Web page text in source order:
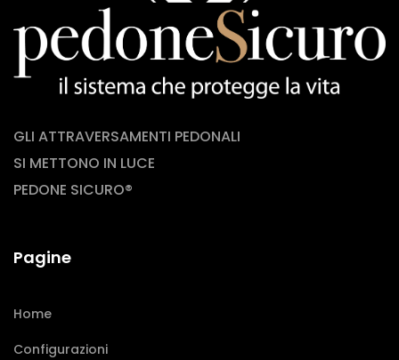
GLI ATTRAVERSAMENTI PEDONALI
SI METTONO IN LUCE
PEDONE SICURO®
Pagine
Home
Configurazioni